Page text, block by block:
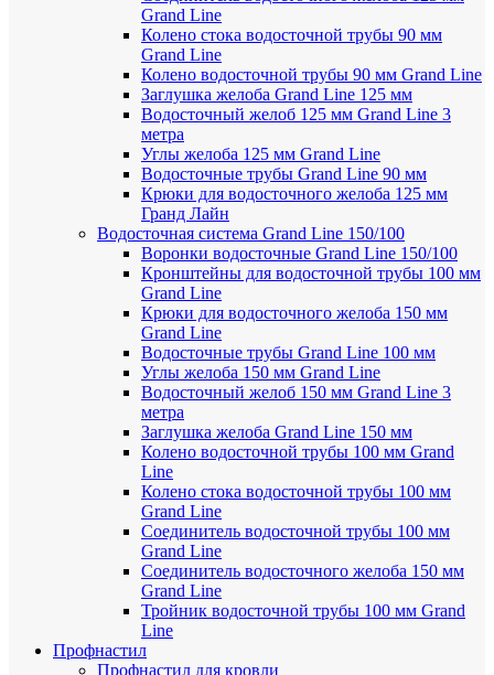
Grand Line
Колено стока водосточной трубы 90 мм
Grand Line
Колено водосточной трубы 90 мм Grand Line
Заглушка желоба Grand Line 125 мм
Водосточный желоб 125 мм Grand Line 3
метра
Углы желоба 125 мм Grand Line
Водосточные трубы Grand Line 90 мм
Крюки для водосточного желоба 125 мм
Гранд Лайн
Водосточная система Grand Line 150/100
Воронки водосточные Grand Line 150/100
Кронштейны для водосточной трубы 100 мм
Grand Line
Крюки для водосточного желоба 150 мм
Grand Line
Водосточные трубы Grand Line 100 мм
Углы желоба 150 мм Grand Line
Водосточный желоб 150 мм Grand Line 3
метра
Заглушка желоба Grand Line 150 мм
Колено водосточной трубы 100 мм Grand
Line
Колено стока водосточной трубы 100 мм
Grand Line
Соединитель водосточной трубы 100 мм
Grand Line
Соединитель водосточного желоба 150 мм
Grand Line
Тройник водосточной трубы 100 мм Grand
Line
Профнастил
Профнастил для кровли